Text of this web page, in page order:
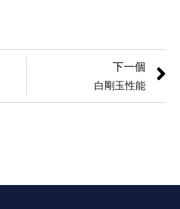
下一個
白剛玉性能